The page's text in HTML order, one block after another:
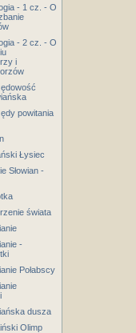
- 1 cz. - O
- 2 cz. - O
i
powitania
Łysiec
Słowian -
świata
-
Połabscy
dusza
Olimp